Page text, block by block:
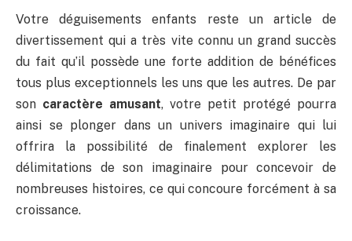
Votre déguisements enfants reste un article de
divertissement qui a très vite connu un grand succès
du fait qu’il possède une forte addition de bénéfices
tous plus exceptionnels les uns que les autres. De par
son caractère amusant, votre petit protégé pourra
ainsi se plonger dans un univers imaginaire qui lui
offrira la possibilité de finalement explorer les
délimitations de son imaginaire pour concevoir de
nombreuses histoires, ce qui concoure forcément à sa
croissance.